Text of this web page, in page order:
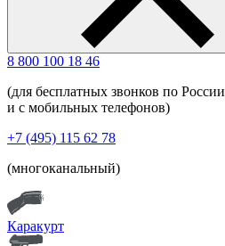
8 800 100 18 46
(для бесплатных звонков по России
и с мобильных телефонов)
+7 (495) 115 62 78
(многоканальный)
Каракурт